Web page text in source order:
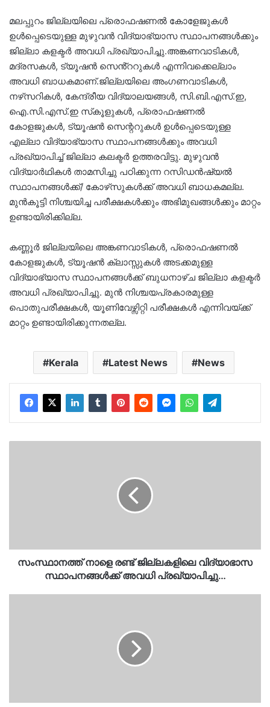
മലപ്പുറം ജില്ലയിലെ പ്രൊഫഷണൽ കോളേജുകൾ
ഉൾപ്പെടെയുള്ള മുഴുവൻ വിദ്യാഭ്യാസ സ്ഥാപനങ്ങൾക്കും
ജില്ലാ കളക്ടർ അവധി പ്രഖ്യാപിച്ചു.അങ്കണവാടികൾ,
മദ്രസകൾ, ട്യൂഷൻ സെൻ്ററുകൾ എന്നിവക്കെല്ലാം
അവധി ബാധകമാണ്.ജില്ലയിലെ അംഗണവാടികള്‍,
നഴ്‌സറികള്‍, കേന്ദ്രീയ വിദ്യാലയങ്ങള്‍, സി.ബി.എസ്.ഇ,
ഐ.സി.എസ്.ഇ സ്‌കൂളുകള്‍, പ്രൊഫഷണല്‍
കോളജുകള്‍, ട്യൂഷന്‍ സെന്ററുകള്‍ ഉള്‍പ്പെടെയുള്ള
എല്ലാ വിദ്യാഭ്യാസ സ്ഥാപനങ്ങള്‍ക്കും അവധി
പ്രഖ്യാപിച്ച് ജില്ലാ കലക്ടര്‍ ഉത്തരവിട്ടു. മുഴുവന്‍
വിദ്യാര്‍ഥികള്‍ താമസിച്ചു പഠിക്കുന്ന റസിഡന്‍ഷ്യല്‍
സ്ഥാപനങ്ങള്‍ക്ക്/ കോഴ്‌സുകള്‍ക്ക് അവധി ബാധകമല്ല.
മുന്‍കൂട്ടി നിശ്ചയിച്ച പരീക്ഷകള്‍ക്കും അഭിമുഖങ്ങള്‍ക്കും മാറ്റം
ഉണ്ടായിരിക്കില്ല.
കണ്ണൂർ ജില്ലയിലെ അങ്കണവാടികൾ, പ്രൊഫഷണൽ
കോളജുകൾ, ട്യൂഷൻ ക്ലാസ്സുകൾ അടക്കമുള്ള
വിദ്യാഭ്യാസ സ്ഥാപനങ്ങൾക്ക് ബുധനാഴ്ച ജില്ലാ കളക്ടർ
അവധി പ്രഖ്യാപിച്ചു. മുൻ നിശ്ചയപ്രകാരമുള്ള
പൊതുപരീക്ഷകൾ, യൂണിവേഴ്സിറ്റി പരീക്ഷകൾ എന്നിവയ്ക്ക്
മാറ്റം ഉണ്ടായിരിക്കുന്നതല്ല.
Kerala Latest News News
സംസ്ഥാനത്ത് നാളെ രണ്ട് ജില്ലകളിലെ വിദ്യാഭാസ
സ്ഥാപനങ്ങൾക്ക് അവധി പ്രഖ്യാപിച്ചു…